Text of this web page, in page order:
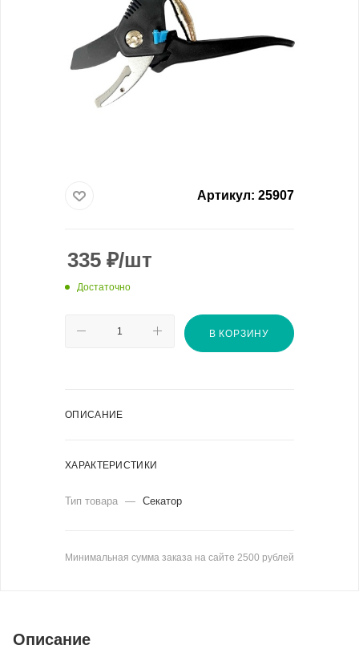
Артикул: 25907
335 ₽/шт
Достаточно
В КОРЗИНУ
ОПИСАНИЕ
ХАРАКТЕРИСТИКИ
Тип товара — Секатор
Минимальная сумма заказа на сайте 2500 рублей
Описание